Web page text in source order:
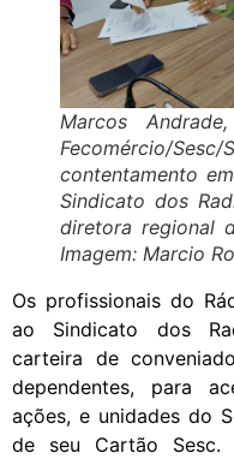
Marcos
Fecomércio/
contentamento
Sindicato dos
diretora regional
Imagem: Marcio
Os profissionais do
ao Sindicato dos
carteira de
dependentes, para
ações, e unidades do
de seu Cartão Sesc.